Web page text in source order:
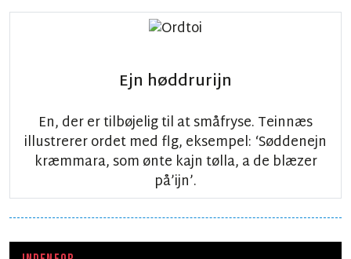
Ejn høddrurijn
En, der er tilbøjelig til at småfryse. Teinnæs
illustrerer ordet med flg, eksempel: ‘Søddenejn
kræmmara, som ønte kajn tølla, a de blæzer
på’ijn’.